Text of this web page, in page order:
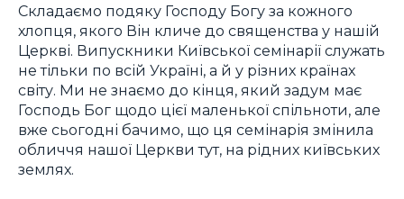
Складаємо подяку Господу Богу за кожного
хлопця, якого Він кличе до священства у нашій
Церкві. Випускники Київської семінарії служать
не тільки по всій Україні, а й у різних країнах
світу. Ми не знаємо до кінця, який задум має
Господь Бог щодо цієї маленької спільноти, але
вже сьогодні бачимо, що ця семінарія змінила
обличчя нашої Церкви тут, на рідних київських
землях.